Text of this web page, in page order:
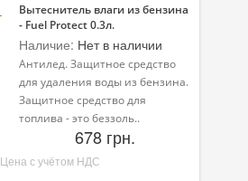
Вытеснитель влаги из бензина
- Fuel Protect 0.3л.
Наличие: Нет в наличии
Антилед. Защитное средство
для удаления воды из бензина.
Защитное средство для
топлива - это беззоль..
678 грн.
Цена с учётом НДС